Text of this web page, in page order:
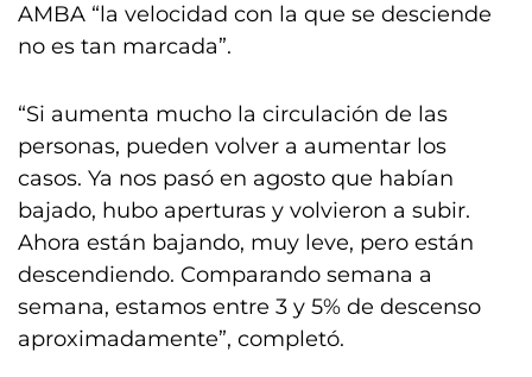
AMBA “la velocidad con la que se desciende
no es tan marcada”.
“Si aumenta mucho la circulación de las
personas, pueden volver a aumentar los
casos. Ya nos pasó en agosto que habían
bajado, hubo aperturas y volvieron a subir.
Ahora están bajando, muy leve, pero están
descendiendo. Comparando semana a
semana, estamos entre 3 y 5% de descenso
aproximadamente”, completó.